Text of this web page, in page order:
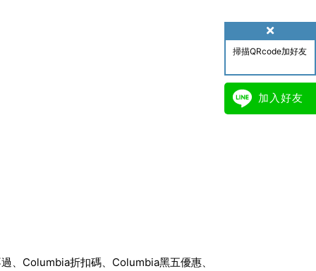
掃描QRcode加好友
加入好友
、Columbia折扣碼、Columbia黑五優惠、